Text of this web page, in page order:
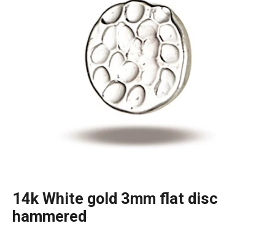
14k White gold 3mm flat disc
hammered